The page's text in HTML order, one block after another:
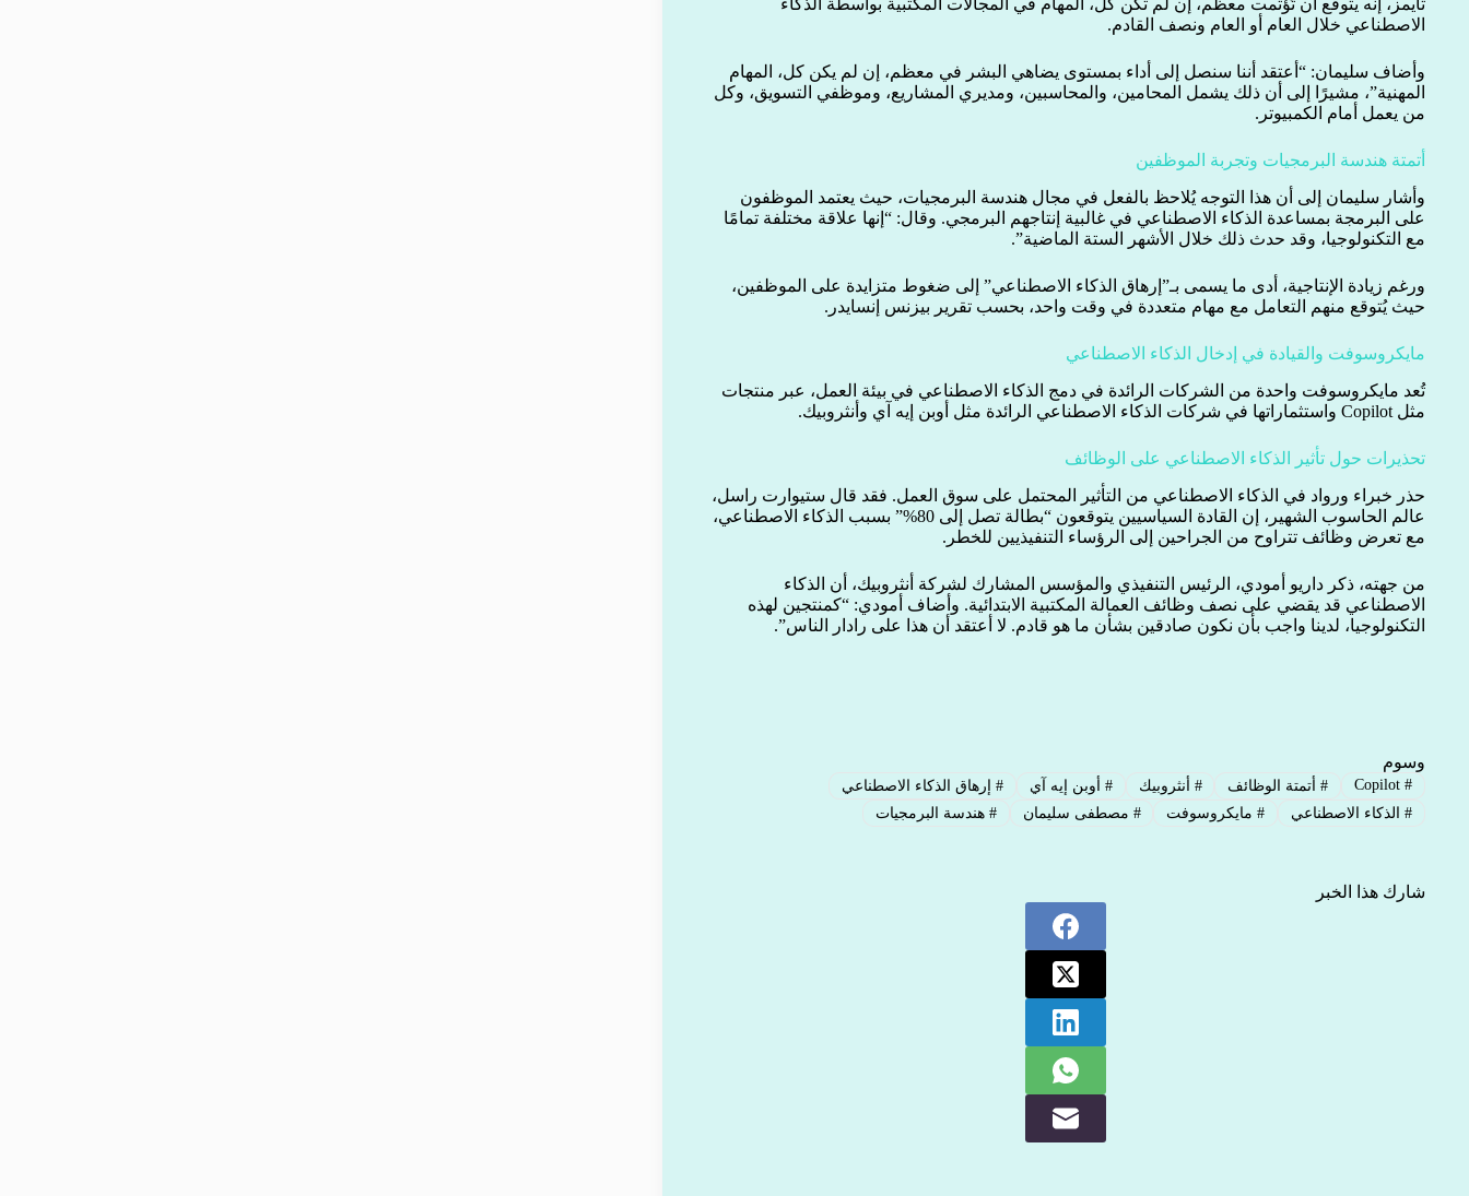
تايمز، إنه يتوقع أن تُؤتمت معظم، إن لم تكن كل، المهام في المجالات المكتبية بواسطة الذكاء
الاصطناعي خلال العام أو العام ونصف القادم.
وأضاف سليمان: “أعتقد أننا سنصل إلى أداء بمستوى يضاهي البشر في معظم، إن لم يكن كل، المهام
المهنية”، مشيرًا إلى أن ذلك يشمل المحامين، والمحاسبين، ومديري المشاريع، وموظفي التسويق، وكل
من يعمل أمام الكمبيوتر.
أتمتة هندسة البرمجيات وتجربة الموظفين
وأشار سليمان إلى أن هذا التوجه يُلاحظ بالفعل في مجال هندسة البرمجيات، حيث يعتمد الموظفون
على البرمجة بمساعدة الذكاء الاصطناعي في غالبية إنتاجهم البرمجي. وقال: “إنها علاقة مختلفة تمامًا
مع التكنولوجيا، وقد حدث ذلك خلال الأشهر الستة الماضية”.
ورغم زيادة الإنتاجية، أدى ما يسمى بـ”إرهاق الذكاء الاصطناعي” إلى ضغوط متزايدة على الموظفين،
حيث يُتوقع منهم التعامل مع مهام متعددة في وقت واحد، بحسب تقرير بيزنس إنسايدر.
مايكروسوفت والقيادة في إدخال الذكاء الاصطناعي
تُعد مايكروسوفت واحدة من الشركات الرائدة في دمج الذكاء الاصطناعي في بيئة العمل، عبر منتجات
مثل Copilot واستثماراتها في شركات الذكاء الاصطناعي الرائدة مثل أوبن إيه آي وأنثروبيك.
تحذيرات حول تأثير الذكاء الاصطناعي على الوظائف
حذر خبراء ورواد في الذكاء الاصطناعي من التأثير المحتمل على سوق العمل. فقد قال ستيوارت راسل،
عالم الحاسوب الشهير، إن القادة السياسيين يتوقعون “بطالة تصل إلى 80%” بسبب الذكاء الاصطناعي،
مع تعرض وظائف تتراوح من الجراحين إلى الرؤساء التنفيذيين للخطر.
من جهته، ذكر داريو أمودي، الرئيس التنفيذي والمؤسس المشارك لشركة أنثروبيك، أن الذكاء
الاصطناعي قد يقضي على نصف وظائف العمالة المكتبية الابتدائية. وأضاف أمودي: “كمنتجين لهذه
التكنولوجيا، لدينا واجب بأن نكون صادقين بشأن ما هو قادم. لا أعتقد أن هذا على رادار الناس”.
وسوم
#
Copilot
#أتمتة الوظائف # أنثروبيك # أوبن إيه آي # إرهاق الذكاء الاصطناعي
#الذكاء الاصطناعي #مايكروسوفت # مصطفى سليمان # هندسة البرمجيات
شارك هذا الخبر